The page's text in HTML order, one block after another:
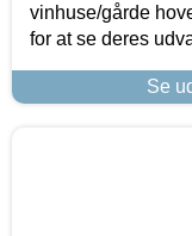
vinhuse/gårde
for at se deres
Se